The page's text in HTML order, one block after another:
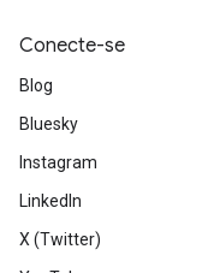
Conecte-se
Blog
Bluesky
Instagram
LinkedIn
X (Twitter)